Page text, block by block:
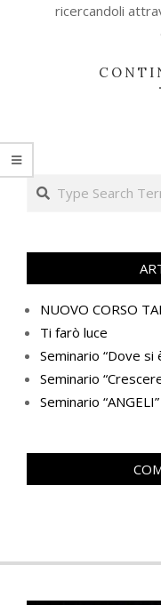
ricercandoli
Search
NUOVO CORSO
Ti farò luce
Seminario “Dove si
Seminario
Seminario “ANGELI”